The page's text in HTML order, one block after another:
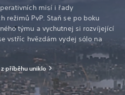
misí i řady
režimů PvP. Staň se po boku
týmu a vychutnej si rozvíjející
vstříc hvězdám vydej sólo na
příběhu uniklo